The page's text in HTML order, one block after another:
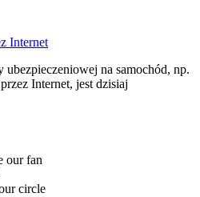
Internet
na samochód, np.
Internet, jest dzisiaj
our fan
circle